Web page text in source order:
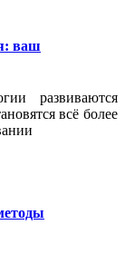
ваш
развиваются
всё более